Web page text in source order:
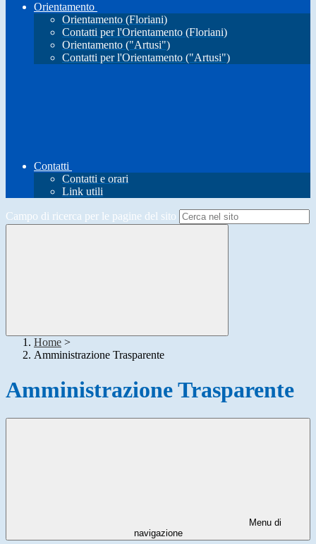
Orientamento
Orientamento (Floriani)
Contatti per l'Orientamento (Floriani)
Orientamento ("Artusi")
Contatti per l'Orientamento ("Artusi")
Contatti
Contatti e orari
Link utili
Campo di ricerca per le pagine del sito
Home >
Amministrazione Trasparente
Amministrazione Trasparente
Menu di
navigazione